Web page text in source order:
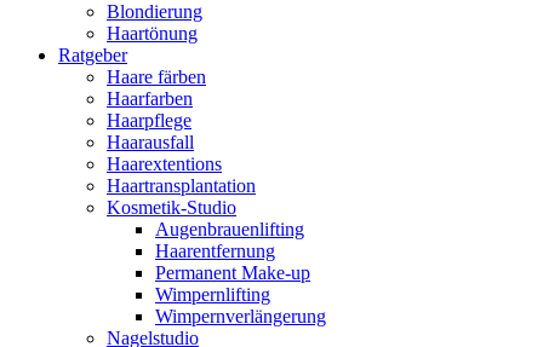
Blondierung
Haartönung
Ratgeber
Haare färben
Haarfarben
Haarpflege
Haarausfall
Haarextentions
Haartransplantation
Kosmetik-Studio
Augenbrauenlifting
Haarentfernung
Permanent Make-up
Wimpernlifting
Wimpernverlängerung
Nagelstudio